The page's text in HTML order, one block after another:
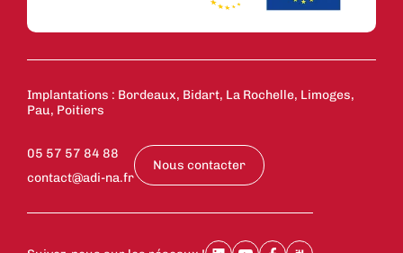
Implantations : Bordeaux, Bidart, La Rochelle, Limoges,
Pau, Poitiers
05 57 57 84 88
contact@adi-na.fr
Nous contacter